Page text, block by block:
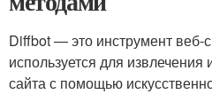
Diffbot — это инструмент веб-
используется для
сайта с помощью